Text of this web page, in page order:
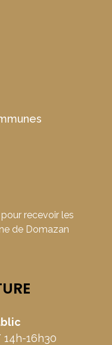
recevoir les
de Domazan
16h30